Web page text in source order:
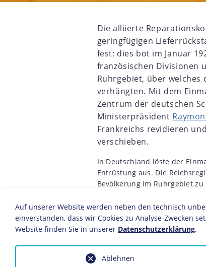
Die alliierte
geringfügigen
fest; dies bot im Januar
französischen Divisionen
Ruhrgebiet, über welches
verhängten. Mit dem
Zentrum der deutschen
Ministerpräsident
Frankreichs revidieren
verschieben.
1906 1907 1908 1909
In Deutschland löste der
Entrüstung aus. Die
Bevölkerung im Ruhrgebiet
Geschlossenheit passiven
zwischen 120.000 und
1919 besetzten Rheinland in
Auf unserer Website werden neben den technisch
einverstanden, dass wir Cookies zu Analyse-Zwecken
Website finden Sie in unserer Datenschutzerklärung.
Ablehnen